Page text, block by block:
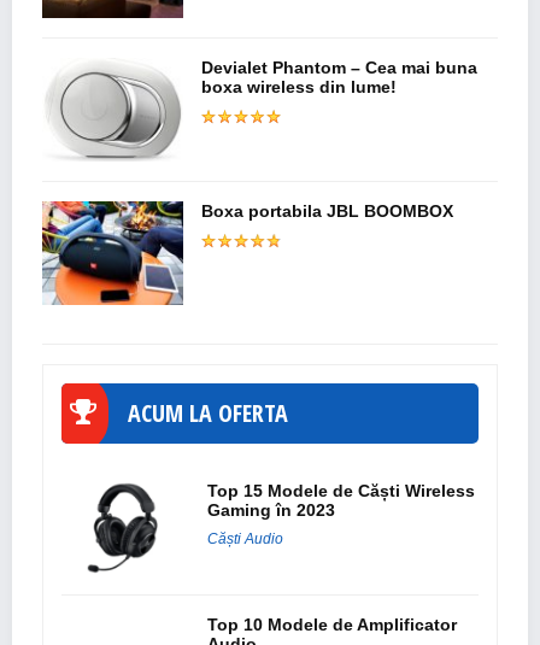
Devialet Phantom – Cea mai buna
boxa wireless din lume!
Boxa portabila JBL BOOMBOX
ACUM LA OFERTA
Top 15 Modele de Căști Wireless
Gaming în 2023
Căști Audio
Top 10 Modele de Amplificator